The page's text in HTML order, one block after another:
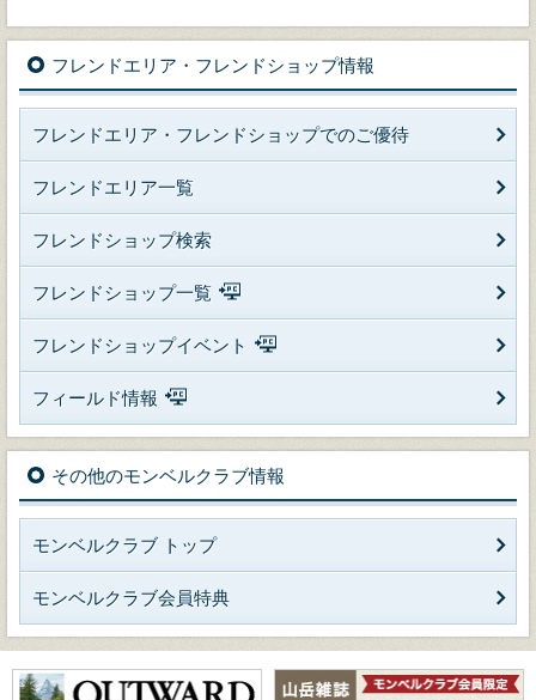
フレンドエリア・フレンドショップ情報
フレンドエリア・フレンドショップでのご優待
フレンドエリア一覧
フレンドショップ検索
フレンドショップ一覧
フレンドショップイベント
フィールド情報
その他のモンベルクラブ情報
モンベルクラブ トップ
モンベルクラブ会員特典